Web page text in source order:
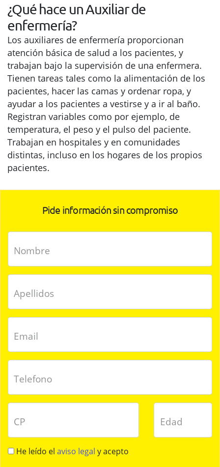
¿Qué hace un Auxiliar de
enfermería?
Los auxiliares de enfermería proporcionan
atención básica de salud a los pacientes, y
trabajan bajo la supervisión de una enfermera.
Tienen tareas tales como la alimentación de los
pacientes, hacer las camas y ordenar ropa, y
ayudar a los pacientes a vestirse y a ir al baño.
Registran variables como por ejemplo, de
temperatura, el peso y el pulso del paciente.
Trabajan en hospitales y en comunidades
distintas, incluso en los hogares de los propios
pacientes.
Pide información sin compromiso
Nombre
Apellidos
Email
Telefono
CP Edad
He leído el aviso legal y acepto